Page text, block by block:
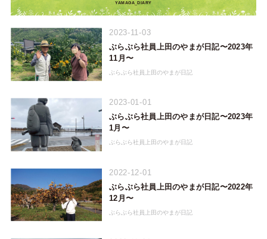
YAMAGA_DIARY
2023-11-03
ぶらぶら社員上田のやまが日記〜2023年
11月〜
ぶらぶら社員上田のやまが日記
2023-01-01
ぶらぶら社員上田のやまが日記〜2023年
1月〜
ぶらぶら社員上田のやまが日記
2022-12-01
ぶらぶら社員上田のやまが日記〜2022年
12月〜
ぶらぶら社員上田のやまが日記